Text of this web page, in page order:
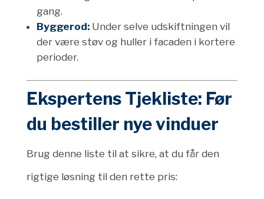
gang.
Byggerod:Under selve udskiftningen vil
der være støv og huller i facaden i kortere
perioder.
Ekspertens Tjekliste: Før
du bestiller nye vinduer
Brug denne liste til at sikre, at du får den
rigtige løsning til den rette pris: